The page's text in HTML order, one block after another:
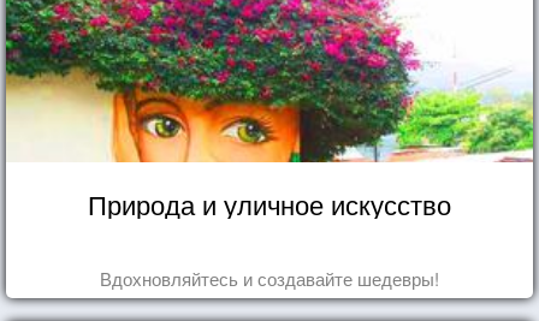
Природа и уличное искусство
Вдохновляйтесь и создавайте шедевры!